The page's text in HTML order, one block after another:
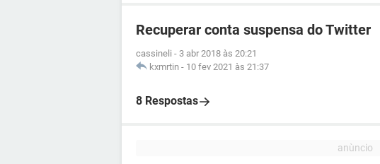
Recuperar conta suspensa do Twitter
cassineli - 3 abr 2018 às 20:21
kxmrtin - 10 fev 2021 às 21:37
8 Respostas